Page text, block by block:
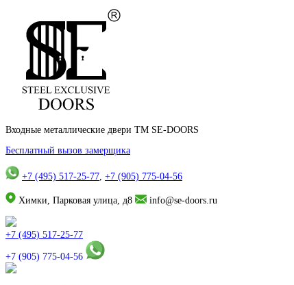
Входные металлические двери TM SE-DOORS
Бесплатный вызов замерщика
+7 (495) 517-25-77, +7 (905) 775-04-56
Химки, Парковая улица, д8 info@se-doors.ru
+7 (495) 517-25-77
+7 (905) 775-04-56